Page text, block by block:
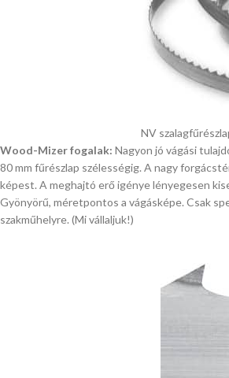
NV
Wood-Mizer fogalak: Nagyon jó vágási
80 mm fűrészlap szélességig. A nagy
képest. A meghajtó erő igénye lényegesen
Gyönyörű, méretpontos a vágásképe. Csak
szakműhelyre. (Mi vállaljuk!)